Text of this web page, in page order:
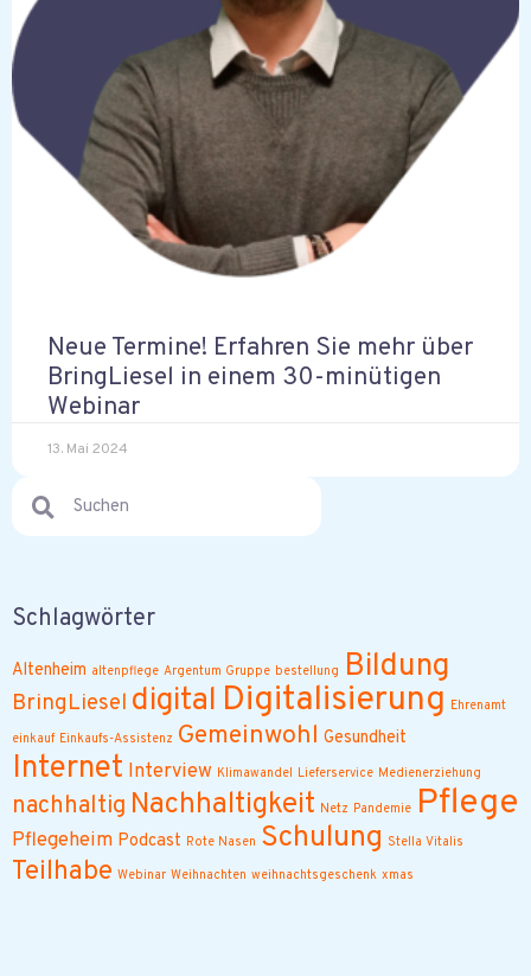
Neue Termine! Erfahren Sie mehr über
BringLiesel in einem 30-minütigen
Webinar
13. Mai 2024
Schlagwörter
Altenheim altenpflege Argentum Gruppe bestellung Bildung
BringLiesel digital Digitalisierung Ehrenamt
einkauf Einkaufs-Assistenz Gemeinwohl Gesundheit
Internet Interview Klimawandel Lieferservice Medienerziehung
nachhaltig Nachhaltigkeit Netz Pandemie Pflege
Pflegeheim Podcast Rote Nasen Schulung Stella Vitalis
Teilhabe Webinar Weihnachten weihnachtsgeschenk xmas